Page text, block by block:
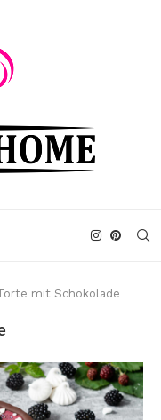
mit Schokolade